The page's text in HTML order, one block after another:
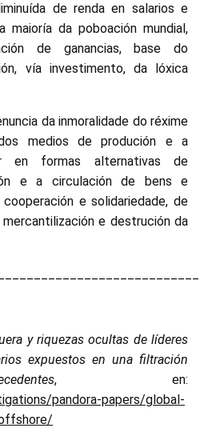
de renda en salarios e
maioría da poboación mundial,
de ganancias, base do
vía investimento, da lóxica
da inmoralidade do réxime
medios de produción e a
en formas alternativas de
e a circulación de bens e
e solidariedade, de
e destrución da
y riquezas ocultas de líderes
expuestos en una filtración
, en:
pandora-papers/global-